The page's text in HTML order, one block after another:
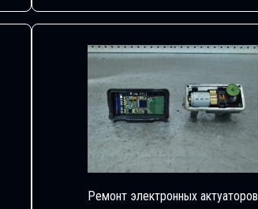
Ремонт электронных актуаторов